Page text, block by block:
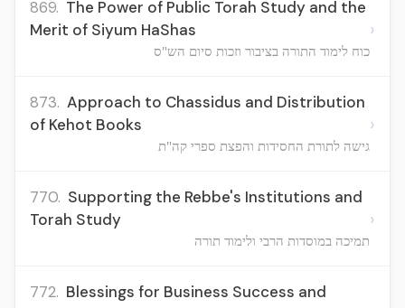
869. The Power of Public Torah Study and the
Merit of Siyum HaShas
כוח לימוד התורה בציבור וזכות סיום הש"ס
›
873. Approach to Chassidus and Distribution
of Kehot Books
גישה לתורת החסידות והפצת ספרי קה"ת
›
770. Supporting the Rebbe's Institutions and
Torah Study
תמיכה במוסדות הרבי ולימוד תורה
›
772. Blessings for Business Success and